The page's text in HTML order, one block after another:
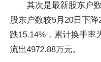
其次是最新股东户
股东户数较5月20日下
跌15.14%，累计换手率
流出4972.88万元。